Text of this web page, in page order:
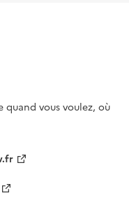
quand vous voulez, où